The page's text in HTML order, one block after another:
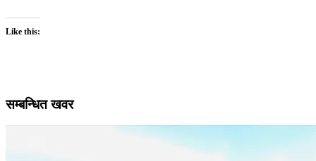
Like this:
सम्बन्धित खवर